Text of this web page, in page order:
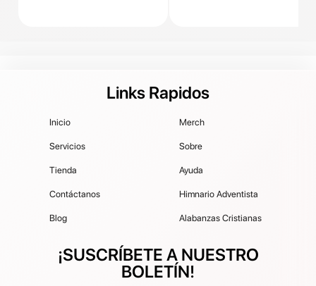
Links Rapidos
Inicio
Servicios
Tienda
Contáctanos
Blog
Merch
Sobre
Ayuda
Himnario Adventista
Alabanzas Cristianas
¡SUSCRÍBETE A NUESTRO
BOLETÍN!